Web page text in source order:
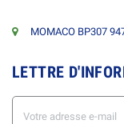
MOMACO BP307
LETTRE